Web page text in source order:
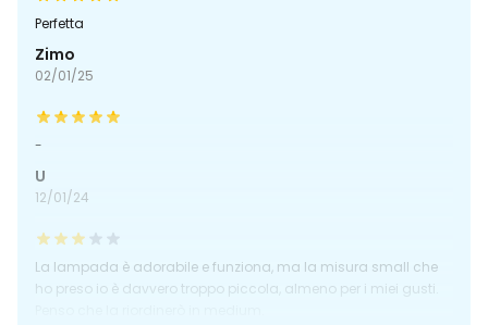
Perfetta
Zimo
02/01/25
-
U
12/01/24
La lampada è adorabile e funziona, ma la misura small che
ho preso io è davvero troppo piccola, almeno per i miei gusti.